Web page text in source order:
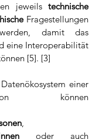
jeweils
technische
Fragestellungen
damit das
eine Interoperabilität
[5]. [3]
einer